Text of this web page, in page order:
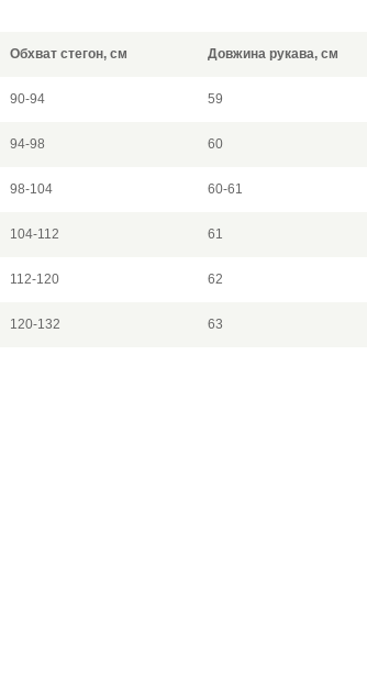
Обхват стегон, см Довжина рукава, см
90-94 59
94-98 60
98-104 60-61
104-112 61
112-120 62
120-132 63